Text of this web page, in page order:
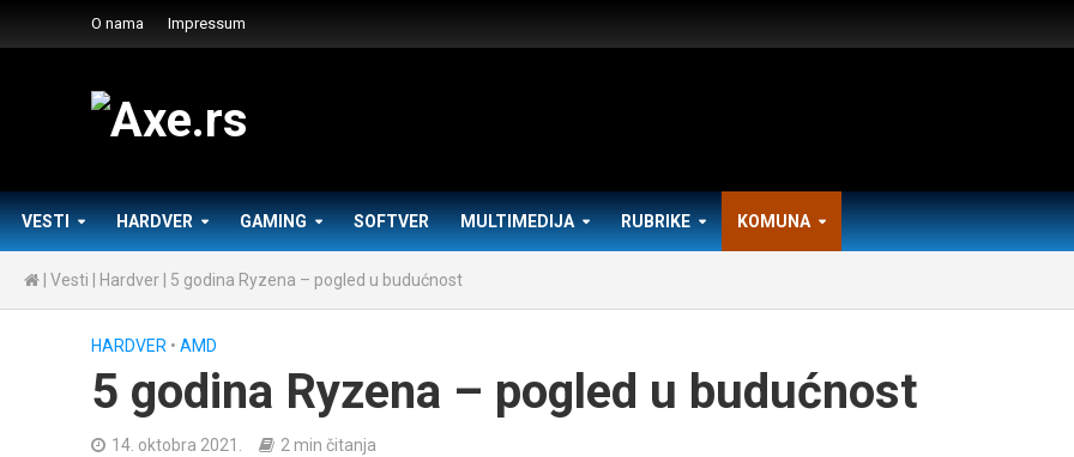
O nama Impressum
VESTI HARDVER GAMING SOFTVER MULTIMEDIJA RUBRIKE KOMUNA
Vesti Hardver 5 godina Ryzena – pogled u budućnost
HARDVER • AMD
5 godina Ryzena – pogled u budućnost
14. oktobra 2021. 2 min čitanja